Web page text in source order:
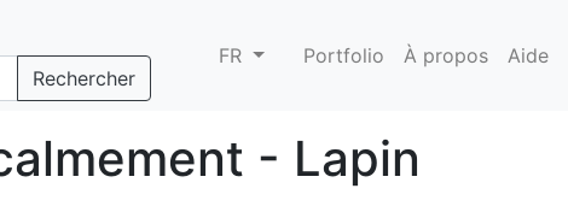
Rechercher
FR Portfolio À propos Aide
- Lapin